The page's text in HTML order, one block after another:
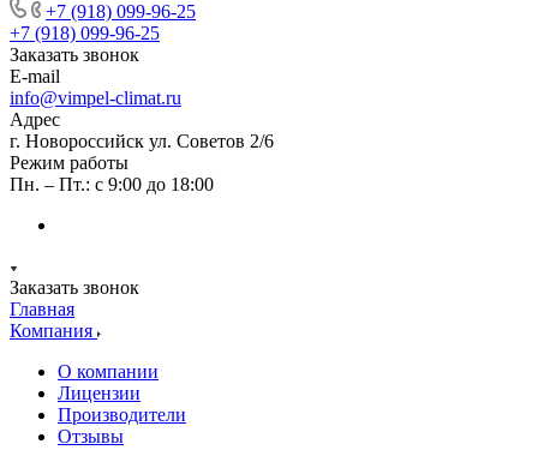
+7 (918) 099-96-25
+7 (918) 099-96-25
Заказать звонок
E-mail
info@vimpel-climat.ru
Адрес
г. Новороссийск ул. Советов 2/6
Режим работы
Пн. – Пт.: с 9:00 до 18:00
Заказать звонок
Главная
Компания
О компании
Лицензии
Производители
Отзывы